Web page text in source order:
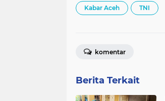
Kabar Aceh TNI
komentar
Berita Terkait